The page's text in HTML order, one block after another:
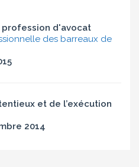
d'avocat
des barreaux de
et de l’exécution
2014